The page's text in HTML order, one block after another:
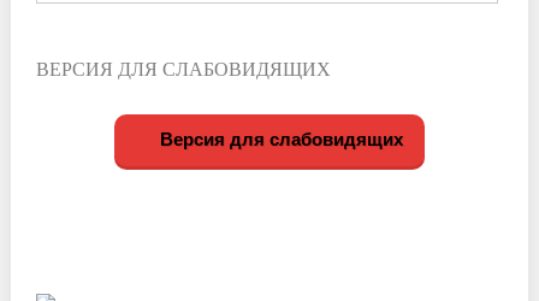
ВЕРСИЯ ДЛЯ СЛАБОВИДЯЩИХ
Версия для слабовидящих